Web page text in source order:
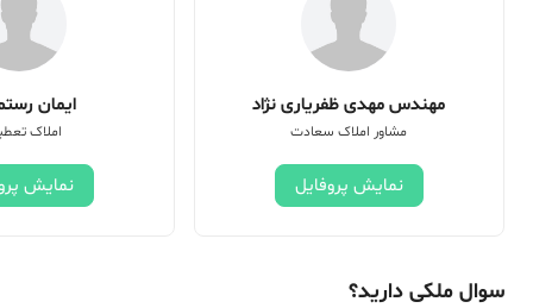
مهندس مهدی ظفریاری نژاد
مشاور املاک سعادت
نمایش پروفایل
ایمان
املاک
نمایش
سوال ملکی دارید؟